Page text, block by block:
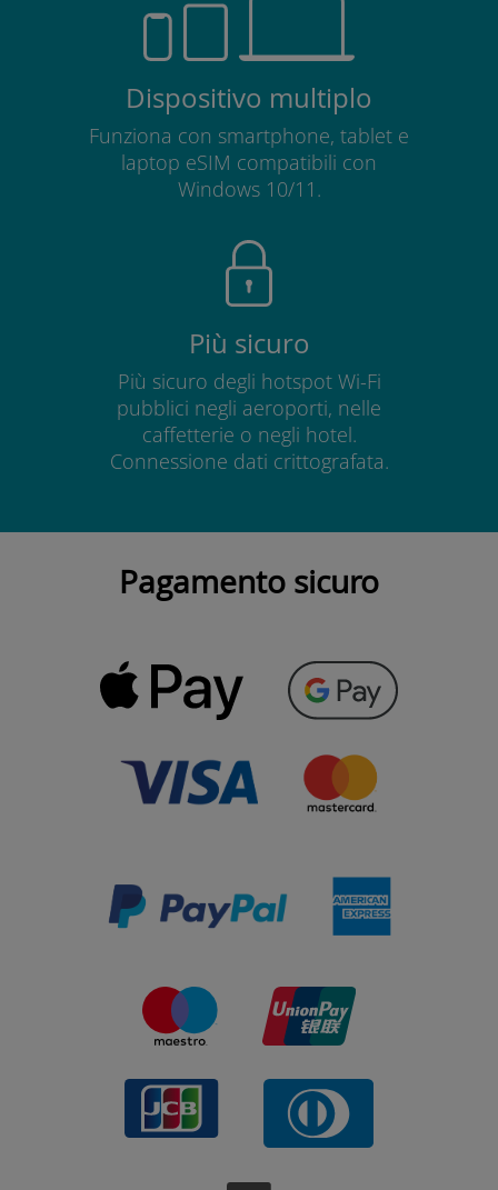
Dispositivo multiplo
Funziona con smartphone, tablet e
laptop eSIM compatibili con
Windows 10/11.
Più sicuro
Più sicuro degli hotspot Wi-Fi
pubblici negli aeroporti, nelle
caffetterie o negli hotel.
Connessione dati crittografata.
Pagamento sicuro